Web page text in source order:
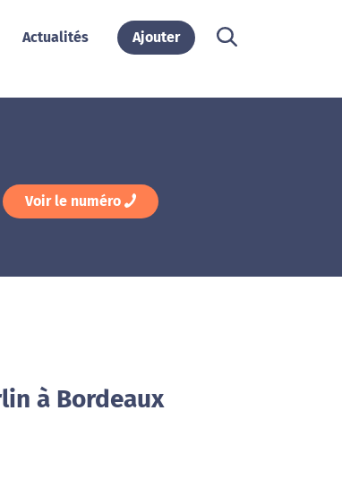
Actualités Ajouter
Voir le numéro
à Bordeaux